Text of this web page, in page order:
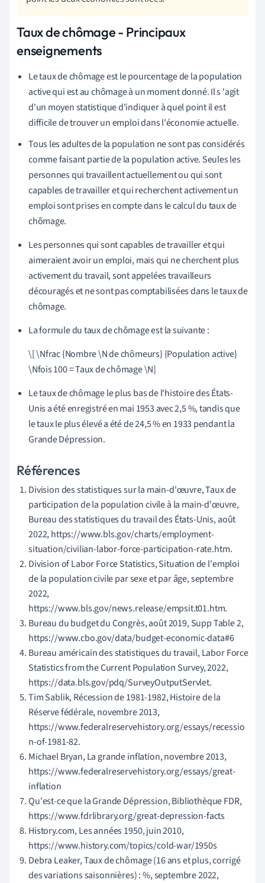
Taux de chômage - Principaux
enseignements
Le taux de chômageest le pourcentage de la population
active qui est au chômage à un moment donné. Il s'agit
d'un moyen statistique d'indiquer à quel point il est
difficile de trouver un emploi dans l'économie actuelle.
Tous les adultes de la population ne sont pas considérés
comme faisant partie de la population active. Seules les
personnes qui travaillent actuellement ou qui sont
capables de travailler et qui recherchent activement un
emploi sont prises en compte dans le calcul du taux de
chômage.
Les personnes qui sont capables de travailler et qui
aimeraient avoir un emploi, mais qui ne cherchent plus
activement du travail, sont appelées travailleurs
découragés et ne sont pas comptabilisées dans le taux de
chômage.
La formule du taux de chômage est la suivante :
\[ \Nfrac {Nombre \N de chômeurs} {Population active}
\Nfois 100 = Taux de chômage \N]
Le taux de chômage le plus bas de l'histoire des États-
Unis a été enregistré en mai 1953 avec 2,5 %, tandis que
le taux le plus élevé a été de 24,5 % en 1933 pendant la
Grande Dépression.
Références
Division des statistiques sur la main-d'œuvre, Taux de
participation de la population civile à la main-d'œuvre,
Bureau des statistiques du travail des États-Unis, août
2022, https://www.bls.gov/charts/employment-
situation/civilian-labor-force-participation-rate.htm.
Division of Labor Force Statistics, Situation de l'emploi
de la population civile par sexe et par âge, septembre
2022,
https://www.bls.gov/news.release/empsit.t01.htm.
Bureau du budget du Congrès, août 2019, Supp Table 2,
https://www.cbo.gov/data/budget-economic-data#6
Bureau américain des statistiques du travail, Labor Force
Statistics from the Current Population Survey, 2022,
https://data.bls.gov/pdq/SurveyOutputServlet.
Tim Sablik, Récession de 1981-1982, Histoire de la
Réserve fédérale, novembre 2013,
https://www.federalreservehistory.org/essays/recessio
n-of-1981-82.
Michael Bryan, La grande inflation, novembre 2013,
https://www.federalreservehistory.org/essays/great-
inflation
Qu'est-ce que la Grande Dépression, Bibliothèque FDR,
https://www.fdrlibrary.org/great-depression-facts
History.com, Les années 1950, juin 2010,
https://www.history.com/topics/cold-war/1950s
Debra Leaker, Taux de chômage (16 ans et plus, corrigé
des variations saisonnières) : %, septembre 2022,